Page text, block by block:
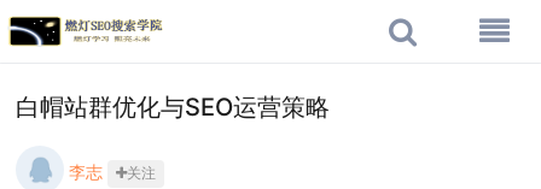
白帽站群优化与SEO运营策略
李志 关注